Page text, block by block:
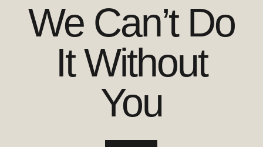
We Can’t Do
It Without
You